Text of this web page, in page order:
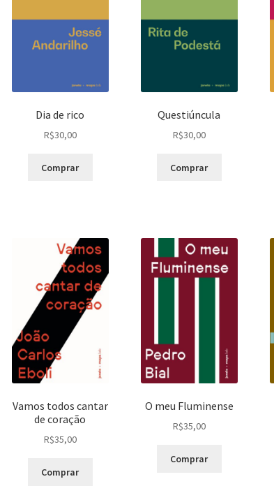
Dia de rico
R$30,00
Comprar
Questiúncula
R$30,00
Comprar
Vamos todos cantar
de coração
R$35,00
Comprar
O meu Fluminense
R$35,00
Comprar